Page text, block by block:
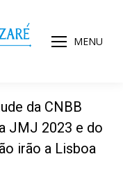
MENU
da CNBB
JMJ 2023 e do
irão a Lisboa